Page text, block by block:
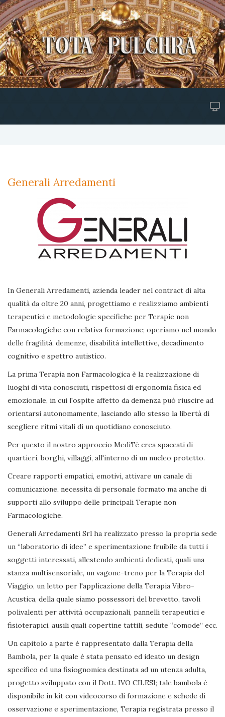
Generali Arredamenti
In Generali Arredamenti, azienda leader nel contract di alta
qualità da oltre 20 anni, progettiamo e realizziamo ambienti
terapeutici e metodologie specifiche per Terapie non
Farmacologiche con relativa formazione; operiamo nel mondo
delle fragilità, demenze, disabilità intellettive, decadimento
cognitivo e spettro autistico.
La prima Terapia non Farmacologica è la realizzazione di
luoghi di vita conosciuti, rispettosi di ergonomia fisica ed
emozionale, in cui l'ospite affetto da demenza può riuscire ad
orientarsi autonomamente, lasciando allo stesso la libertà di
scegliere ritmi vitali di un quotidiano conosciuto.
Per questo il nostro approccio MediTè crea spaccati di
quartieri, borghi, villaggi, all'interno di un nucleo protetto.
Creare rapporti empatici, emotivi, attivare un canale di
comunicazione, necessita di personale formato ma anche di
supporti allo sviluppo delle principali Terapie non
Farmacologiche.
Generali Arredamenti Srl ha realizzato presso la propria sede
un “laboratorio di idee” e sperimentazione fruibile da tutti i
soggetti interessati, allestendo ambienti dedicati, quali una
stanza multisensoriale, un vagone-treno per la Terapia del
Viaggio, un letto per l'applicazione della Terapia Vibro-
Acustica, della quale siamo possessori del brevetto, tavoli
polivalenti per attività occupazionali, pannelli terapeutici e
fisioterapici, ausili quali copertine tattili, sedute “comode” ecc.
Un capitolo a parte è rappresentato dalla Terapia della
Bambola, per la quale è stata pensato ed ideato un design
specifico ed una fisiognomica destinata ad un utenza adulta,
progetto sviluppato con il Dott. IVO CILESI; tale bambola è
disponibile in kit con videocorso di formazione e schede di
osservazione e sperimentazione, Terapia registrata presso il